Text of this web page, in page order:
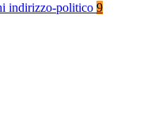
indirizzo-politico 9